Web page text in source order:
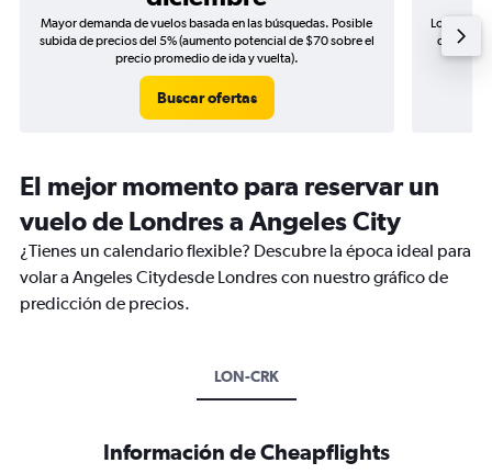
Mayor demanda de vuelos basada en las búsquedas. Posible
subida de precios del 5% (aumento potencial de $70 sobre el
precio promedio de ida y vuelta).
Buscar ofertas
Los
de
El mejor momento para reservar un
vuelo de Londres a Angeles City
¿Tienes un calendario flexible? Descubre la época ideal para
volar a Angeles Citydesde Londres con nuestro gráfico de
predicción de precios.
LON-CRK
Información de Cheapflights